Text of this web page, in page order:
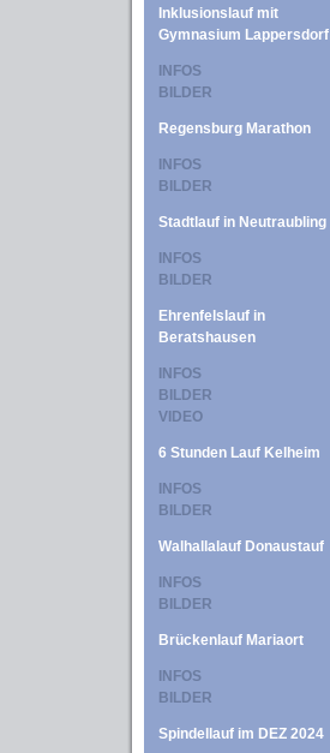
Inklusionslauf mit
Gymnasium Lappersdorf
INFOS
BILDER
Regensburg Marathon
INFOS
BILDER
Stadtlauf in Neutraubling
INFOS
BILDER
Ehrenfelslauf in
Beratshausen
INFOS
BILDER
VIDEO
6 Stunden Lauf Kelheim
INFOS
BILDER
Walhallalauf Donaustauf
INFOS
BILDER
Brückenlauf Mariaort
INFOS
BILDER
Spindellauf im DEZ 2024